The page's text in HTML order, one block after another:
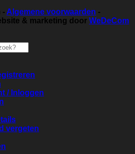
- Algemene voorwaarden -
& marketing door WeDeCom
/ Inloggen
vergeten